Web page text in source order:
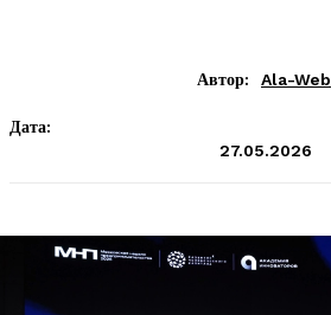
Автор: Ala-Web
Дата:
27.05.2026